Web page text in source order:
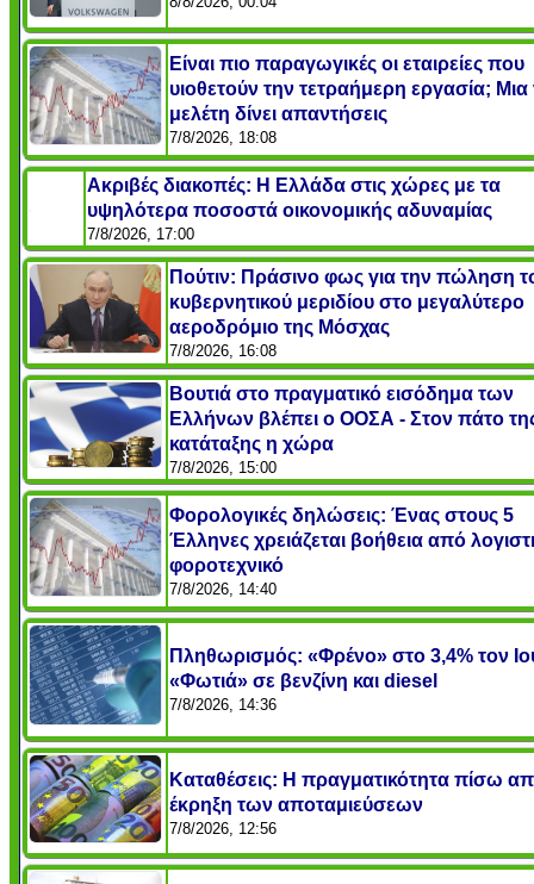
Είναι πιο παραγωγικές οι εταιρείες που
υιοθετούν την τετραήμερη εργασία; Μια
μελέτη δίνει απαντήσεις
7/8/2026, 18:08
Ακριβές διακοπές: Η Ελλάδα στις χώρες με τα
υψηλότερα ποσοστά οικονομικής αδυναμίας
7/8/2026, 17:00
Πούτιν: Πράσινο φως για την πώληση
κυβερνητικού μεριδίου στο μεγαλύτερο
αεροδρόμιο της Μόσχας
7/8/2026, 16:08
Βουτιά στο πραγματικό εισόδημα των
Ελλήνων βλέπει ο ΟΟΣΑ - Στον πάτο
κατάταξης η χώρα
7/8/2026, 15:00
Φορολογικές δηλώσεις: Ένας στους 5
Έλληνες χρειάζεται βοήθεια από
φοροτεχνικό
7/8/2026, 14:40
Πληθωρισμός: «Φρένο» στο 3,4% τον
«Φωτιά» σε βενζίνη και diesel
7/8/2026, 14:36
Καταθέσεις: Η πραγματικότητα πίσω
έκρηξη των αποταμιεύσεων
7/8/2026, 12:56